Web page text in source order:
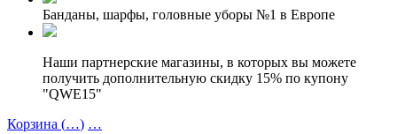
Банданы, шарфы, головные уборы №1 в Европе
Наши партнерские магазины, в которых вы можете
получить дополнительную скидку 15% по купону
"QWE15"
Корзина (…) …